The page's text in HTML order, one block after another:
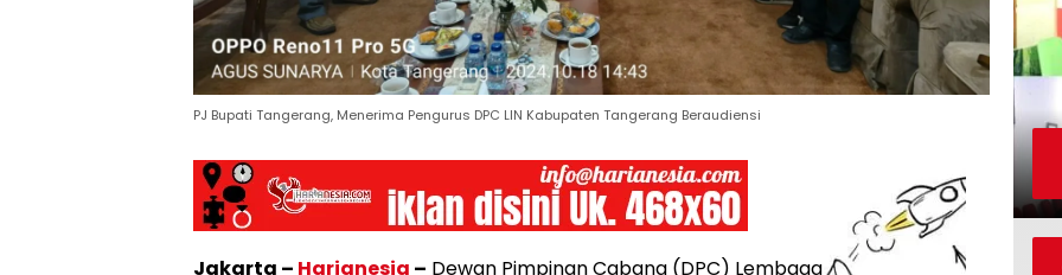
PJ Bupati Tangerang, Menerima Pengurus DPC LIN Kabupaten Tangerang Beraudiensi
Jakarta – Harianesia – Dewan Pimpinan Cabang (DPC) Lembaga